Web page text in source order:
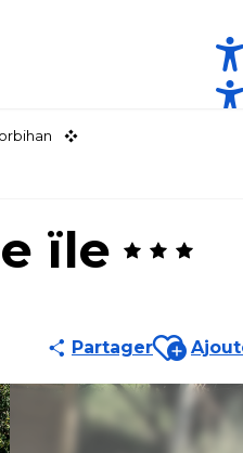
ïle
PartagerAjouter